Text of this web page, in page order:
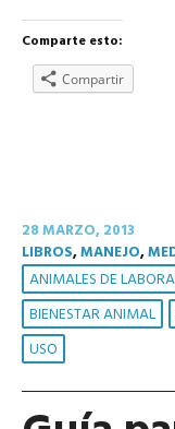
Comparte esto:
Compartir
28 MARZO, 2013
LIBROS,MANEJO,
ANIMALES DE
BIENESTAR ANIMAL
USO